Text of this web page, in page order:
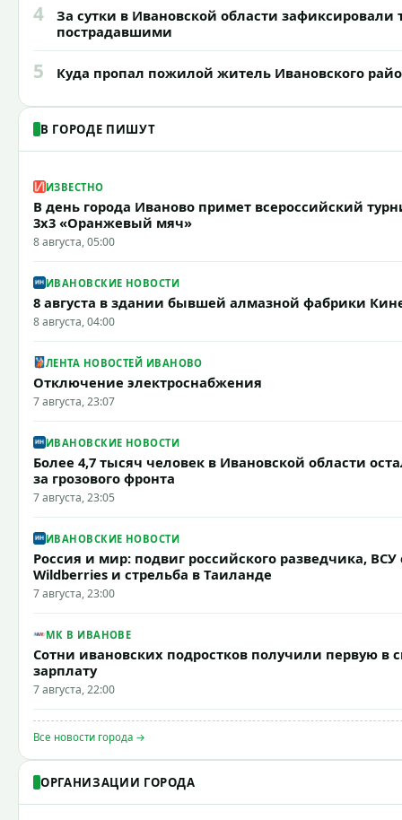
4
За сутки в Ивановской области зафиксировали
пострадавшими
5 Куда пропал пожилой житель Ивановского
В ГОРОДЕ ПИШУТ
ИЗВЕСТНО
В день города Иваново примет всероссийский
3x3 «Оранжевый мяч»
8 августа, 05:00
ИВАНОВСКИЕ НОВОСТИ
8 августа в здании бывшей алмазной фабрики
8 августа, 04:00
ЛЕНТА НОВОСТЕЙ ИВАНОВО
Отключение электроснабжения
7 августа, 23:07
ИВАНОВСКИЕ НОВОСТИ
Более 4,7 тысяч человек в Ивановской области
за грозового фронта
7 августа, 23:05
ИВАНОВСКИЕ НОВОСТИ
Россия и мир: подвиг российского разведчика, ВСУ
Wildberries и стрельба в Таиланде
7 августа, 23:00
МК В ИВАНОВЕ
Сотни ивановских подростков получили первую в
зарплату
7 августа, 22:00
Все новости города →
ОРГАНИЗАЦИИ ГОРОДА